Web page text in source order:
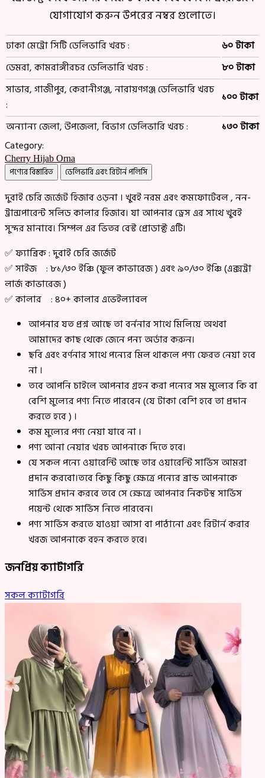
যোগাযোগ করুন উপরের নম্বর গুলোতে।
ঢাকা মেট্রো সিটি ডেলিভারি খরচ :
৬০ টাকা
ডেমরা, কামরাঙ্গীরচর ডেলিভারি খরচ :
৮০ টাকা
সাভার, গাজীপুর, কেরানীগঞ্জ, নারায়ণগঞ্জ ডেলিভারি খরচ
:
১০০ টাকা
অন্যান্য জেলা, উপজেলা, বিভাগ ডেলিভারি খরচ :
১৩০ টাকা
Category:
Cherry Hijab Orna
পণ্যের বিস্তারিত ডেলিভারি এবং রিটার্ন পলিসি
দুবাই চেরি জর্জেট হিজাব ওড়না । খুবই নরম এবং কমফোর্টেবল , নন-
ট্রান্সপারেন্ট সলিড কালার হিজাব। যা আপনার ড্রেস এর সাথে খুবই
সুন্দর মানাবে। সিম্পল এর ভিতর বেস্ট প্রোডাক্ট এটি।
✅ ফ্যাব্রিক : দুবাই চেরি জর্জেট
✅ সাইজ : ৮১/৩০ ইঞ্চি (ফুল কাভারেজ ) এবং ৯০/৩০ ইঞ্চি (এক্সট্রা
লার্জ কাভারেজ )
✅ কালার : ৪০+ কালার এভেইল্যাবল
আপনার যত প্রশ্ন আছে তা বর্ননার সাথে মিলিয়ে অথবা
আমাদের কাছ থেকে জেনে পন্য অর্ডার করুন।
ছবি এবং বর্ণনার সাথে পন্যের মিল থাকলে পণ্য ফেরত নেয়া হবে
না ।
তবে আপনি চাইলে আপনার গ্রহন করা পন্যের সম মুল্যের কি বা
বেশি মুল্যের পণ্য নিতে পারবেন (যে টাকা বেশি হবে তা প্রদান
করতে হবে ) ।
কম মুল্যের পণ্য নেয়া যাবে না ।
পণ্য আনা নেয়ার খরচ আপনাকে দিতে হবে।
যে সকল পন্যে ওয়ারেন্টি আছে তার ওয়ারেন্টি সার্ভিস আমরা
প্রদান করবো।তবে কিছু কিছু ক্ষেত্রে পন্যের ব্রান্ড আপনাকে
সার্ভিস প্রদান করবে তবে সে ক্ষেত্রে আপনার নিকটস্থ সার্ভিস
পয়েন্ট থেকে সার্ভিস নিতে পারবেন।
পণ্য সার্ভিস করতে যাওয়া আসা বা পাঠানো এবং রিটার্ন করার
খরজ আপনাকে বহন করতে হবে।
জনপ্রিয় ক্যাটাগরি
সকল ক্যাটাগরি